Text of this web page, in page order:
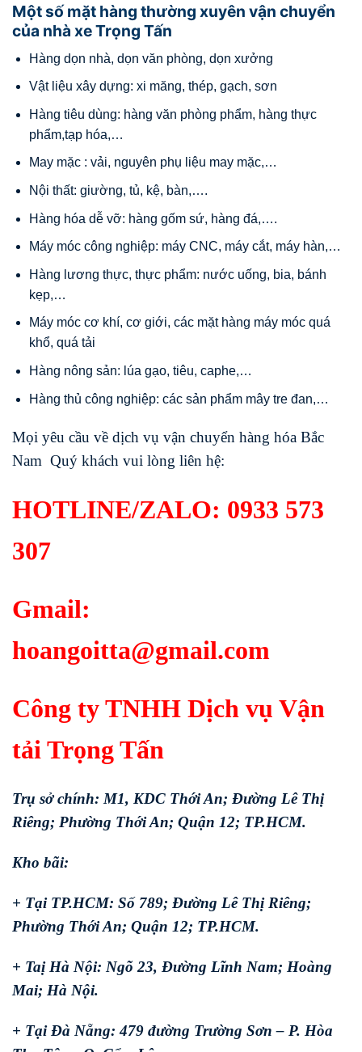
Một số mặt hàng thường xuyên vận chuyển
của nhà xe Trọng Tấn
Hàng dọn nhà, dọn văn phòng, dọn xưởng
Vật liệu xây dựng: xi măng, thép, gạch, sơn
Hàng tiêu dùng: hàng văn phòng phẩm, hàng thực
phẩm,tạp hóa,…
May mặc : vải, nguyên phụ liệu may mặc,…
Nội thất: giường, tủ, kệ, bàn,….
Hàng hóa dễ vỡ: hàng gốm sứ, hàng đá,….
Máy móc công nghiệp: máy CNC, máy cắt, máy hàn,…
Hàng lương thực, thực phẩm: nước uống, bia, bánh
kẹp,…
Máy móc cơ khí, cơ giới, các mặt hàng máy móc quá
khổ, quá tải
Hàng nông sản: lúa gạo, tiêu, caphe,…
Hàng thủ công nghiệp: các sản phẩm mây tre đan,…
Mọi yêu cầu về dịch vụ vận chuyển hàng hóa Bắc
Nam Quý khách vui lòng liên hệ:
HOTLINE/ZALO: 0933 573
307
Gmail:
hoangoitta@gmail.com
Công ty TNHH Dịch vụ Vận
tải Trọng Tấn
Trụ sở chính: M1, KDC Thới An; Đường Lê Thị
Riêng; Phường Thới An; Quận 12; TP.HCM.
Kho bãi:
+ Tại TP.HCM: Số 789; Đường Lê Thị Riêng;
Phường Thới An; Quận 12; TP.HCM.
+ Taị Hà Nội: Ngõ 23, Đường Lĩnh Nam; Hoàng
Mai; Hà Nội.
+ Tại Đà Nẵng: 479 đường Trường Sơn – P. Hòa